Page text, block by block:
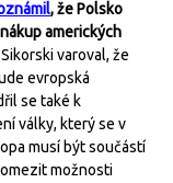
, že Polsko
amerických
Sikorski varoval, že
evropská
se také k
války, který se v
musí být součástí
možnosti